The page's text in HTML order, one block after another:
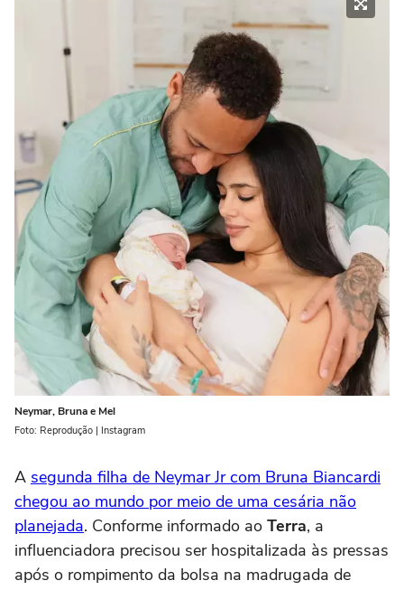
Neymar, Bruna e Mel
Foto: Reprodução | Instagram
A segunda filha de Neymar Jr com Bruna Biancardi
chegou ao mundo por meio de uma cesária não
planejada. Conforme informado ao Terra, a
influenciadora precisou ser hospitalizada às pressas
após o rompimento da bolsa na madrugada de